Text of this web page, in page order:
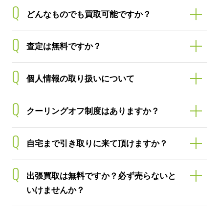
Q どんなものでも買取可能ですか？
Q 査定は無料ですか？
Q 個人情報の取り扱いについて
Q クーリングオフ制度はありますか？
Q 自宅まで引き取りに来て頂けますか？
Q
出張買取は無料ですか？必ず売らないと
いけませんか？